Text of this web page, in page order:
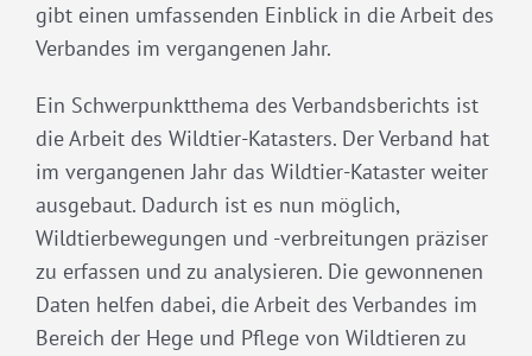
gibt einen umfassenden Einblick in die Arbeit des
Verbandes im vergangenen Jahr.
Ein Schwerpunktthema des Verbandsberichts ist
die Arbeit des Wildtier-Katasters. Der Verband hat
im vergangenen Jahr das Wildtier-Kataster weiter
ausgebaut. Dadurch ist es nun möglich,
Wildtierbewegungen und -verbreitungen präziser
zu erfassen und zu analysieren. Die gewonnenen
Daten helfen dabei, die Arbeit des Verbandes im
Bereich der Hege und Pflege von Wildtieren zu